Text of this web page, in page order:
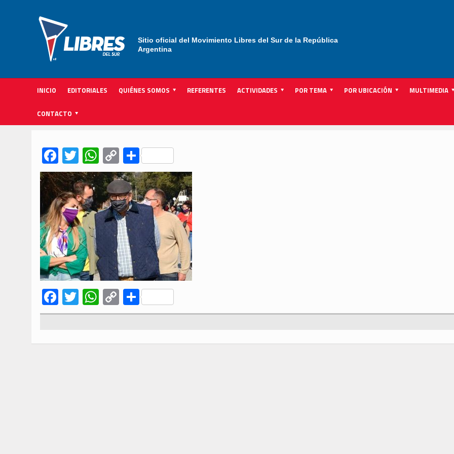
Sitio oficial del Movimiento Libres del Sur de la República
Argentina
INICIO EDITORIALES QUIÉNES SOMOS REFERENTES ACTIVIDADES POR TEMA POR UBICACIÓN MULTIMEDIA
CONTACTO
Facebook
TwitterWhatsApp
Copy
Link
Compartir
Facebook
TwitterWhatsApp
Copy
Link
Compartir